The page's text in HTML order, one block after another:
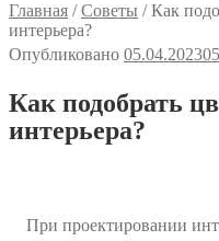
Главная /Советы /Как
интерьера?
Опубликовано 05.04.2023
Как подобрать
интерьера?
При проектировании